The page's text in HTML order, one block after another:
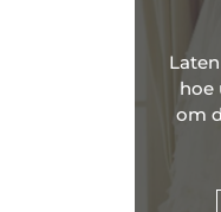
hoe
om